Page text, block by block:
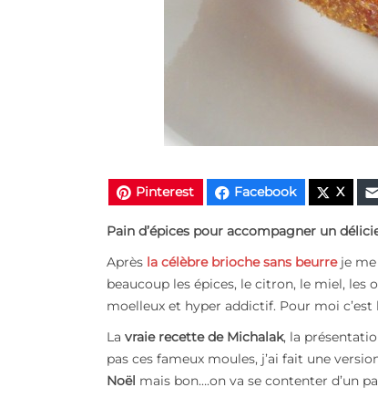
Pinterest Facebook X
Pain d’épices pour accompagner un
Après la célèbre brioche sans beurreje me
beaucoup les épices, le citron, le miel, les
moelleux et hyper addictif. Pour moi c’est
La vraie recette de Michalak, la
pas ces fameux moules, j’ai fait une
Noël mais bon….on va se contenter d’un